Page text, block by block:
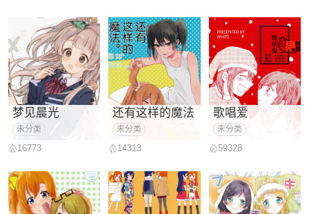
梦见晨光
未分类
16773
还有这样的魔法
未分类
14313
歌唱爱
未分类
59328